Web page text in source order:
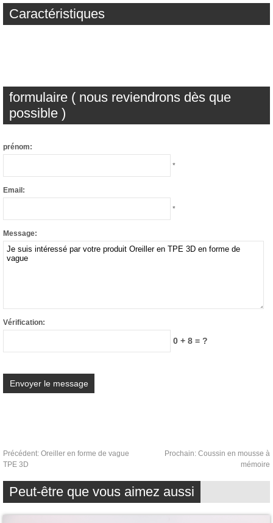
Caractéristiques
formulaire ( nous reviendrons dès que
possible )
prénom:
*
Email:
*
Message:
Vérification:
0 + 8 = ?
Précédent: Oreiller en forme de vague
TPE 3D
Prochain: Coussin en mousse à
mémoire
Peut-être que vous aimez aussi